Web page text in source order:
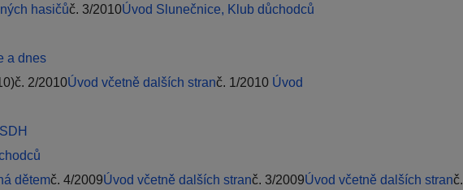
hasičůč. 3/2010Úvod Slunečnice, Klub důchodců
a dnes
2/2010Úvod včetně dalších stranč. 1/2010 Úvod
dětemč. 4/2009Úvod včetně dalších stranč. 3/2009Úvod včetně dalších stranč.